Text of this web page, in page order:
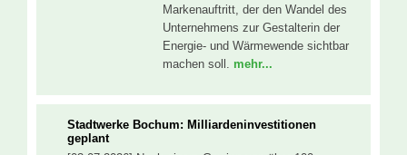
Markenauftritt, der den Wandel des
Unternehmens zur Gestalterin der
Energie- und Wärmewende sichtbar
machen soll. mehr...
Stadtwerke Bochum: Milliardeninvestitionen
geplant